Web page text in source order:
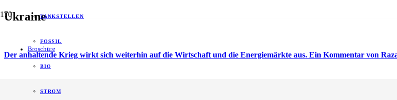
Broschüre
TANKSTELLEN
FOSSIL
BIO
STROM
Ukraine
Der anhaltende Krieg wirkt sich weiterhin auf die Wirtschaft und die Energiemärkte aus. Ein Kommentar von